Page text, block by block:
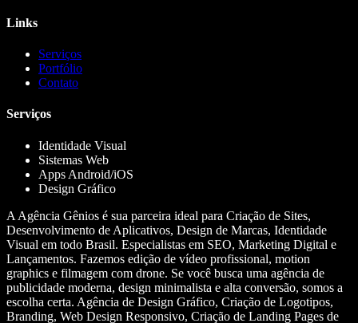
Links
Serviços
Portfólio
Contato
Serviços
Identidade Visual
Sistemas Web
Apps Android/iOS
Design Gráfico
A Agência Gênios é sua parceira ideal para Criação de Sites,
Desenvolvimento de Aplicativos, Design de Marcas, Identidade
Visual em todo Brasil. Especialistas em SEO, Marketing Digital e
Lançamentos. Fazemos edição de vídeo profissional, motion
graphics e filmagem com drone. Se você busca uma agência de
publicidade moderna, design minimalista e alta conversão, somos a
escolha certa. Agência de Design Gráfico, Criação de Logotipos,
Branding, Web Design Responsivo, Criação de Landing Pages de